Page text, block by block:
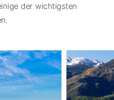
der wichtigsten